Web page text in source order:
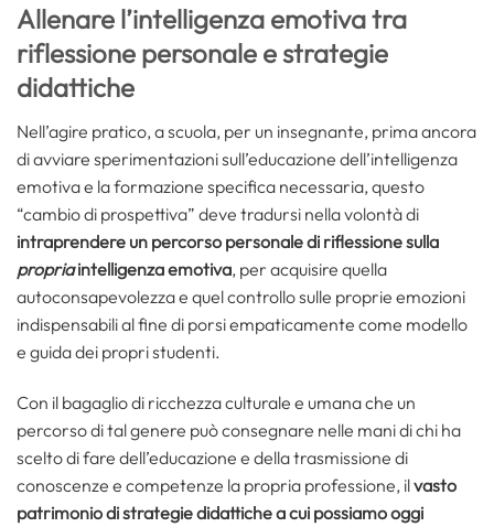
Allenare l’intelligenza emotiva tra
riflessione personale e strategie
didattiche
Nell’agire pratico, a scuola, per un insegnante, prima ancora
di avviare sperimentazioni sull’educazione dell’intelligenza
emotiva e la formazione specifica necessaria, questo
“cambio di prospettiva” deve tradursi nella volontà di
intraprendere un percorso personale di riflessione sulla
propriaintelligenza emotiva, per acquisire quella
autoconsapevolezza e quel controllo sulle proprie emozioni
indispensabili al fine di porsi empaticamente come modello
e guida dei propri studenti.
Con il bagaglio di ricchezza culturale e umana che un
percorso di tal genere può consegnare nelle mani di chi ha
scelto di fare dell’educazione e della trasmissione di
conoscenze e competenze la propria professione, ilvasto
patrimonio di strategie didattiche a cui possiamo oggi